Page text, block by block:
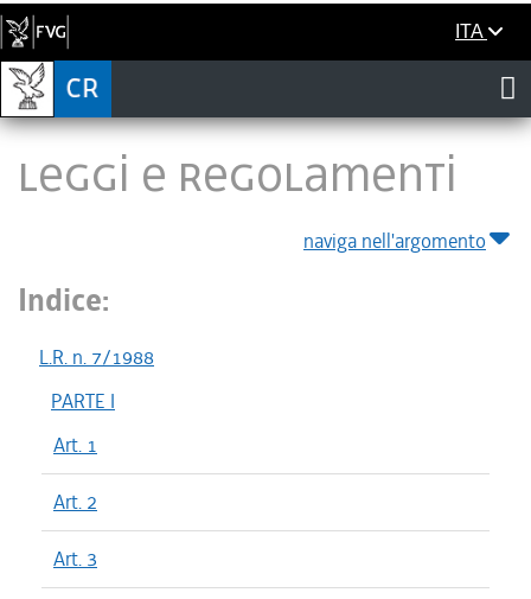
ITA
LEGGI E REGOLAMENTI
naviga nell'argomento
Indice:
L.R. n. 7/1988
PARTE I
Art. 1
Art. 2
Art. 3